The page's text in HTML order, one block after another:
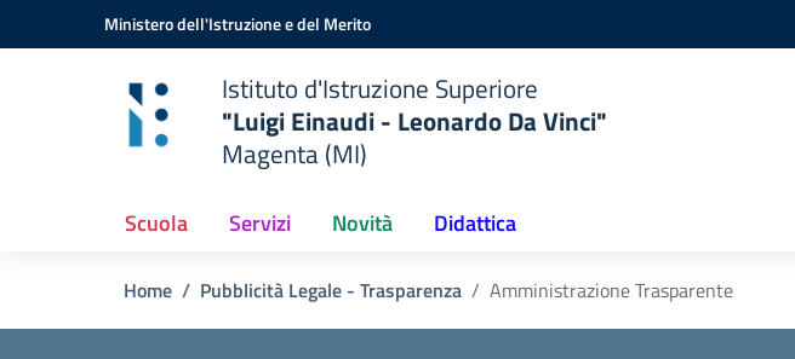
Vai ai contenuti
Vai al menu di navigazioneMinistero dell'Istruzione e del Merito
Istituto d'Istruzione Superiore
"Luigi Einaudi - Leonardo Da Vinci"
Magenta (MI)
Scuola Servizi Novità Didattica
Home Pubblicità Legale - Trasparenza Amministrazione Trasparente